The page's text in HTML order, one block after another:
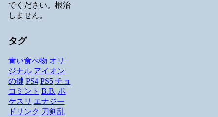
でください。根治
しません。
タグ
青い食べ物 オリ
ジナル アイオン
の鍵 PS4 PS5 チョ
コミント B.B. ポ
ケスリ エナジー
ドリンク 刀剣乱